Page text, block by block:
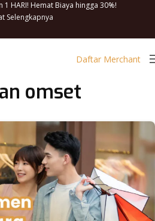
HARI! Hemat Biaya hingga 30%!
Selengkapnya
Daftar Merchant
omset